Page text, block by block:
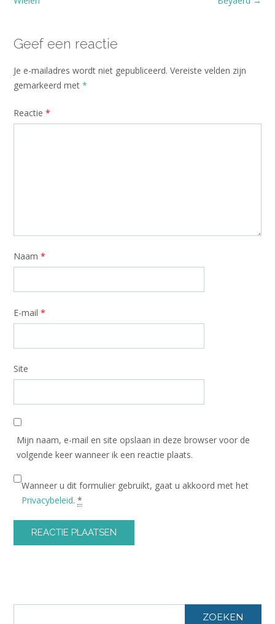
Geef een reactie
Je e-mailadres wordt niet gepubliceerd. Vereiste velden zijn
gemarkeerd met *
Reactie *
Naam *
E-mail *
Site
Mijn naam, e-mail en site opslaan in deze browser voor de
volgende keer wanneer ik een reactie plaats.
Wanneer u dit formulier gebruikt, gaat u akkoord met het
Privacybeleid. *
ZOEKEN